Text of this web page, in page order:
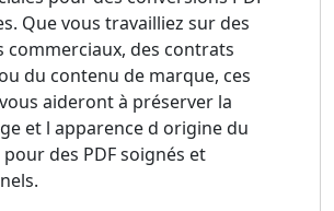
Que vous travailliez sur des
commerciaux, des contrats
du contenu de marque, ces
aideront à préserver la
et l apparence d origine du
des PDF soignés et